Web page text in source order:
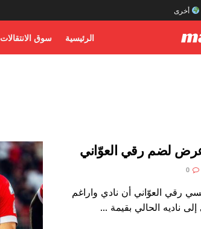
أخرى
الرئيسية سوق الانتقالات
عرض لضم رقي العوّاني
رقي العوّاني أن نادي واراغم
ناديه الحالي بقيمة ...